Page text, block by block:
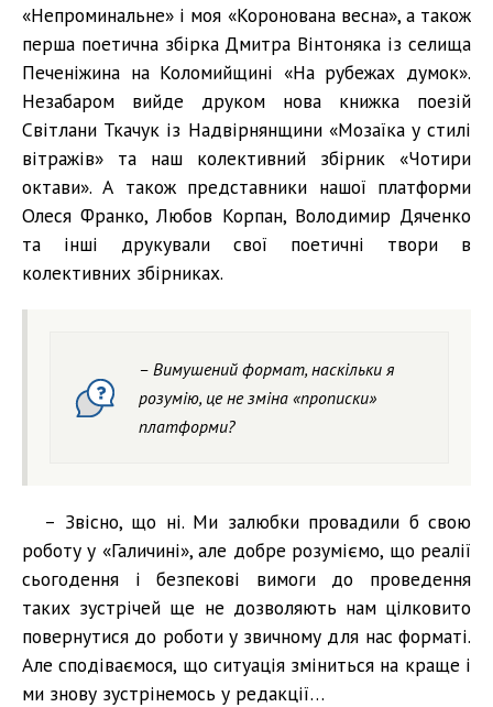
«Непроминальне» і моя «Коронована весна», а також
перша поетична збірка Дмитра Вінтоняка із селища
Печеніжина на Коломийщині «На рубежах думок».
Незабаром вийде друком нова книжка поезій
Світлани Ткачук із Надвірнянщини «Мозаїка у стилі
вітражів» та наш колективний збірник «Чотири
октави». А також представники нашої платформи
Олеся Франко, Любов Корпан, Володимир Дяченко
та інші друкували свої поетичні твори в
колективних збірниках.
– Вимушений формат, наскільки я
розумію, це не зміна «прописки»
платформи?
– Звісно, що ні. Ми залюбки провадили б свою
роботу у «Галичині», але добре розуміємо, що реалії
сьогодення і безпекові вимоги до проведення
таких зустрічей ще не дозволяють нам цілковито
повернутися до роботи у звичному для нас форматі.
Але сподіваємося, що ситуація зміниться на краще і
ми знову зустрінемось у редакції…